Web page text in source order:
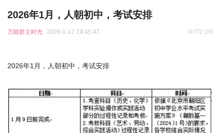
2026年1月，人朝初中，考试安排
万能群主时光 2026-1-17 19:45:47 772 0
2026年1月，人朝初中，考试安排